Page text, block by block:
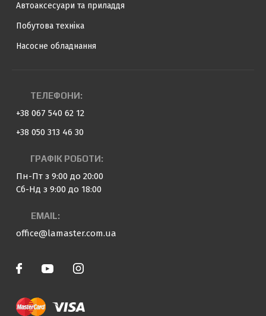
Автоаксесуари та приладдя
Побутова техніка
Насосне обладнання
ТЕЛЕФОНИ:
+38 067 540 62 12
+38 050 313 46 30
ГРАФІК РОБОТИ:
Пн-Пт з 9:00 до 20:00
Сб-Нд з 9:00 до 18:00
EMAIL:
office@lamaster.com.ua